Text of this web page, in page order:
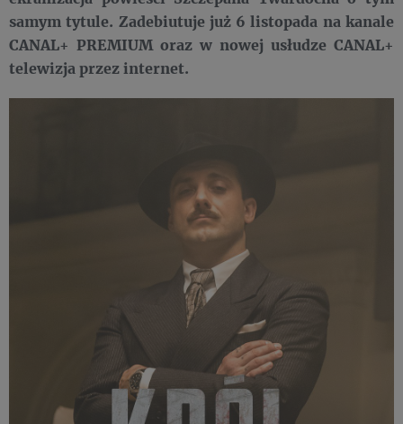
samym tytule. Zadebiutuje już 6 listopada na kanale
CANAL+ PREMIUM oraz w nowej usłudze CANAL+
telewizja przez internet.